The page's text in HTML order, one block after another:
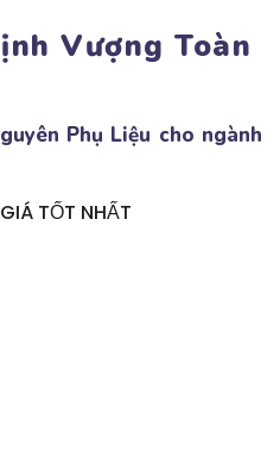
Vượng Toàn
Phụ Liệu cho ngành
TỐT NHẤT